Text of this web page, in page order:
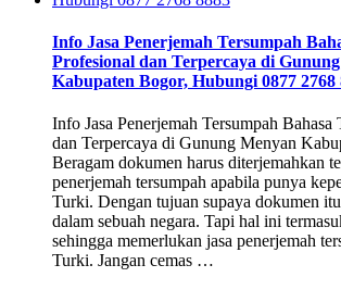
Info Jasa Penerjemah Tersumpah
Profesional dan Terpercaya di
Kabupaten Bogor, Hubungi 0877 2768
Info Jasa Penerjemah Tersumpah
dan Terpercaya di Gunung Menyan
Beragam dokumen harus diterjemahkan
penerjemah tersumpah apabila punya
Turki. Dengan tujuan supaya dokumen
dalam sebuah negara. Tapi hal ini
sehingga memerlukan jasa penerjemah
Turki. Jangan cemas …